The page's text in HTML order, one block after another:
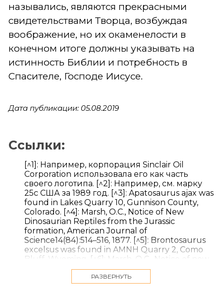
назывались, являются прекрасными
свидетельствами Творца, возбуждая
воображение, но их окаменелости в
конечном итоге должны указывать на
истинность Библии и потребность в
Спасителе, Господе Иисусе.
Дата публикации: 05.08.2019
Ссылки:
[^1]: Например, корпорация Sinclair Oil
Corporation использовала его как часть
своего логотипа. [^2]: Например, см. марку
25с США за 1989 год. [^3]: Apatosaurus ajax was
found in Lakes Quarry 10, Gunnison County,
Colorado. [^4]: Marsh, O.C., Notice of New
Dinosaurian Reptiles from the Jurassic
formation, American Journal of
Science14(84):514–516, 1877. [^5]: Brontosaurus
excelsus was found in AMNH Quarry 2, Como
Bluff, Wyoming. [^6]: Marsh, O.C., Notice of new
Jurassic dinosaurs, American Journal of Science
18:501–505, 1879. [^7]: Riggs, E. S., Structure and
РАЗВЕРНУТЬ